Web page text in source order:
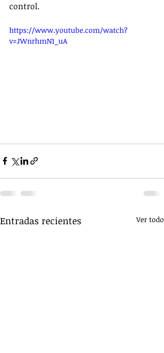
control.
https://www.youtube.com/watch?
v=JWnrhmN1_uA
Entradas recientes Ver todo